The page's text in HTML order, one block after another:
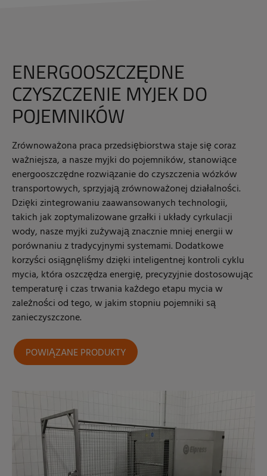
ENERGOOSZCZĘDNE
CZYSZCZENIE MYJEK DO
POJEMNIKÓW
Zrównoważona praca przedsiębiorstwa staje się coraz
ważniejsza, a nasze myjki do pojemników, stanowiące
energooszczędne rozwiązanie do czyszczenia wózków
transportowych, sprzyjają zrównoważonej działalności.
Dzięki zintegrowaniu zaawansowanych technologii,
takich jak zoptymalizowane grzałki i układy cyrkulacji
wody, nasze myjki zużywają znacznie mniej energii w
porównaniu z tradycyjnymi systemami. Dodatkowe
korzyści osiągnęliśmy dzięki inteligentnej kontroli cyklu
mycia, która oszczędza energię, precyzyjnie dostosowując
temperaturę i czas trwania każdego etapu mycia w
zależności od tego, w jakim stopniu pojemniki są
zanieczyszczone.
POWIĄZANE PRODUKTY